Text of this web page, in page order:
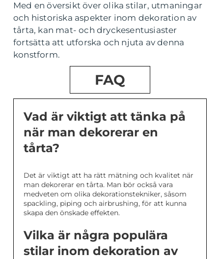
Med en översikt över olika stilar, utmaningar
och historiska aspekter inom dekoration av
tårta, kan mat- och dryckesentusiaster
fortsätta att utforska och njuta av denna
konstform.
FAQ
Vad är viktigt att tänka på
när man dekorerar en
tårta?
Det är viktigt att ha rätt mätning och kvalitet när
man dekorerar en tårta. Man bör också vara
medveten om olika dekorationstekniker, såsom
spackling, piping och airbrushing, för att kunna
skapa den önskade effekten.
Vilka är några populära
stilar inom dekoration av